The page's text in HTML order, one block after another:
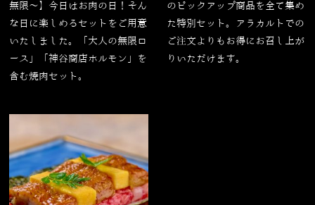
無限〜】今日はお肉の日！そん
な日に楽しめるセットをご用意
いたしました。「大人の無限ロ
ース」「神谷商店ホルモン」を
含む焼肉セット。
のピックアップ商品を全て集め
た特別セット。アラカルトでの
ご注文よりもお得にお召し上が
りいただけます。